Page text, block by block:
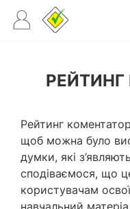
РЕЙТИНГ
Рейтинг
щоб можна було
думки, які
сподіваємося, що
користувачам
навчальний